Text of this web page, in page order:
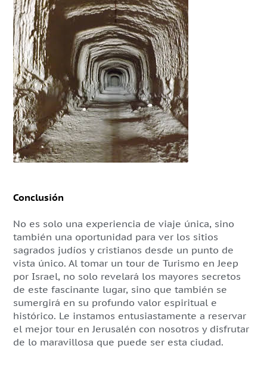
Conclusión
No es solo una experiencia de viaje única, sino
también una oportunidad para ver los sitios
sagrados judíos y cristianos desde un punto de
vista único. Al tomar un tour de Turismo en Jeep
por Israel, no solo revelará los mayores secretos
de este fascinante lugar, sino que también se
sumergirá en su profundo valor espiritual e
histórico. Le instamos entusiastamente a reservar
el mejor tour en Jerusalén con nosotros y disfrutar
de lo maravillosa que puede ser esta ciudad.